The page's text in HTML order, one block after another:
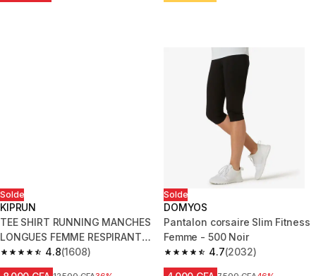
Solde
KIPRUN
TEE SHIRT RUNNING MANCHES
LONGUES FEMME RESPIRANT
KIPRUN SKINCARE LIGHT BLEU
4.8
4.8 out of 5 stars from 1608 reviews
(1608)
Solde
DOMYOS
Pantalon corsaire Slim Fitness
Femme - 500 Noir
4.7
4.7 out of 5 stars from 2032
(2032)